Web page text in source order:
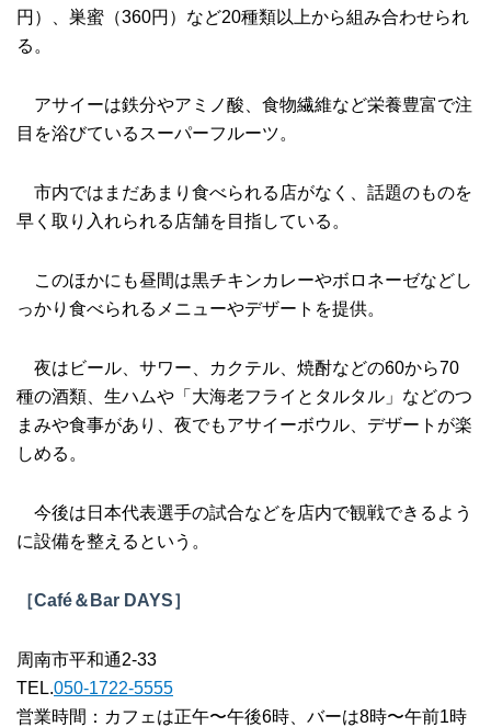
円）、巣蜜（360円）など20種類以上から組み合わせられ
る。
アサイーは鉄分やアミノ酸、食物繊維など栄養豊富で注
目を浴びているスーパーフルーツ。
市内ではまだあまり食べられる店がなく、話題のものを
早く取り入れられる店舗を目指している。
このほかにも昼間は黒チキンカレーやボロネーゼなどし
っかり食べられるメニューやデザートを提供。
夜はビール、サワー、カクテル、焼酎などの60から70
種の酒類、生ハムや「大海老フライとタルタル」などのつ
まみや食事があり、夜でもアサイーボウル、デザートが楽
しめる。
今後は日本代表選手の試合などを店内で観戦できるよう
に設備を整えるという。
［Café＆Bar DAYS］
周南市平和通2-33
TEL.050-1722-5555
営業時間：カフェは正午〜午後6時、バーは8時〜午前1時